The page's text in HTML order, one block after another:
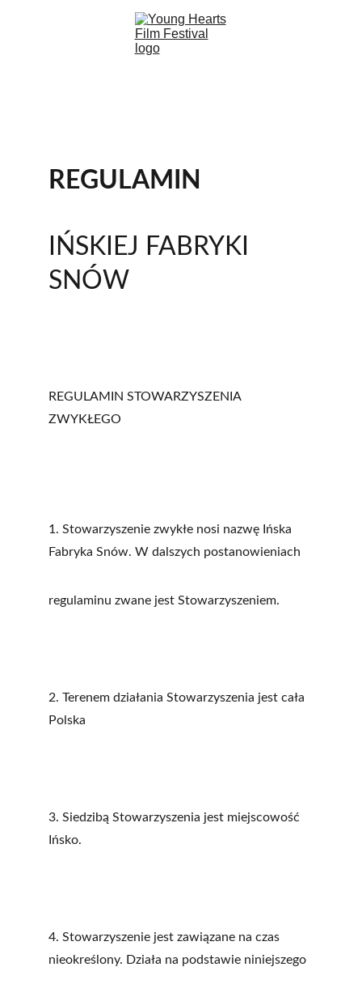
REGULAMIN
IŃSKIEJ FABRYKI
SNÓW
REGULAMIN STOWARZYSZENIA
ZWYKŁEGO
1. Stowarzyszenie zwykłe nosi nazwę Ińska
Fabryka Snów. W dalszych postanowieniach
regulaminu zwane jest Stowarzyszeniem.
2. Terenem działania Stowarzyszenia jest cała
Polska
3. Siedzibą Stowarzyszenia jest miejscowość
Ińsko.
4. Stowarzyszenie jest zawiązane na czas
nieokreślony. Działa na podstawie niniejszego